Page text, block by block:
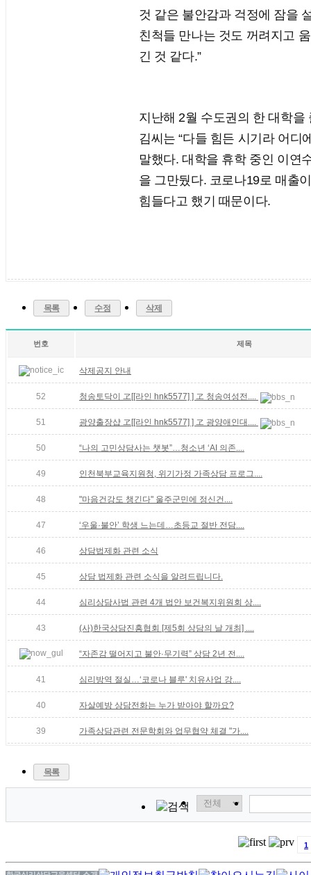
것 같은 불안감과 걱정에 잠을
친척들 만나는 것도 꺼려지고
긴 것 같다.”
지난해 2월 수도권의 한 대학
김씨는 “다들 힘든 시기라 어디
말했다. 대학을 휴학 중인 이연
을 그만뒀다. 코로나19로 매출
힘들다고 했기 때문이다.
목록 수정 삭제
번호 제목
삭제공지 안내
52 청송토닥이 ヱ[[라인 hnk5577] ] ヱ 청송여성전....
51 광양출장샵 ヱ[[라인 hnk5577] ] ヱ 광양애인대....
50 “나의 고민상담사는 챗봇”…청소년 ‘AI 의존....
49 인천북부교육지원청, 위기가정 가족상담 프로그....
48 "마음건강도 챙긴다" 울주군민에 정신건....
47 ‘우울·불안’ 학생 느는데…초등교 절반 전담....
46 상담법제화 관련 소식
45 상담 법제화 관련 소식을 알려드립니다.
44 심리상담사법 관련 4개 법안 보건복지위원회 상....
43 (사)한국상담진흥협회 [제5회 상담의 날 개최] ....
“자존감 떨어지고 불안·무기력” 상담 2년 전....
41 심리방역 절실…‘코로나 블루' 치유사업 강....
40 자살예방 상담전화는 누가 받아야 할까요?
39 가족상담관련 전문학회와 업무협약 체결 "가....
목록
1